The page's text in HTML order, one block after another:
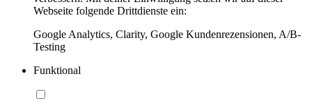
Webseite folgende Drittdienste ein:
Google Analytics, Clarity, Google Kundenrezensionen, A/B-
Testing
Funktional